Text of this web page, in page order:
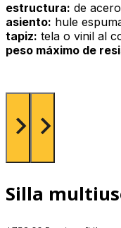
estructura: de
asiento: hule
tapiz: tela o vinil al
peso máximo de
Silla